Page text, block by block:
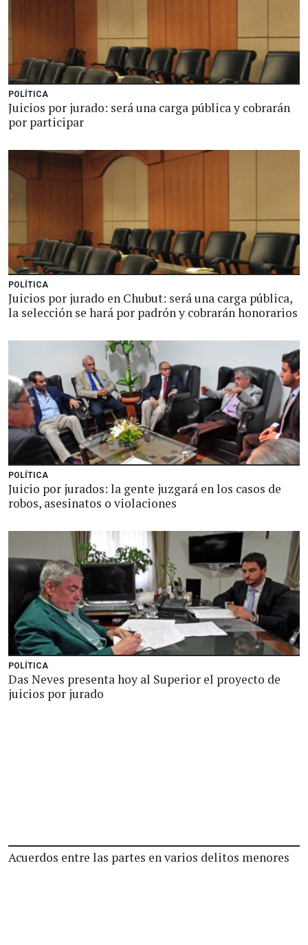
POLÍTICA
Juicios por jurado: será una carga pública y cobrarán
por participar
POLÍTICA
Juicios por jurado en Chubut: será una carga pública,
la selección se hará por padrón y cobrarán honorarios
POLÍTICA
Juicio por jurados: la gente juzgará en los casos de
robos, asesinatos o violaciones
POLÍTICA
Das Neves presenta hoy al Superior el proyecto de
juicios por jurado
Acuerdos entre las partes en varios delitos menores